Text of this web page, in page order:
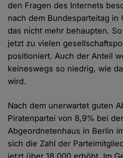
den Fragen des Internets
nach dem Bundesparteitag in
das nicht mehr behaupten.
jetzt zu vielen
positioniert. Auch der Anteil
keineswegs so niedrig, wie
wird.
Nach dem unerwartet guten
Piratenpartei von 8,9% bei
Abgeordnetenhaus in Berlin
sich die Zahl der